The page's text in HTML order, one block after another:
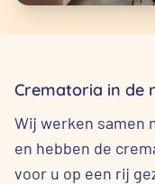
Crematoria in de
Wij werken samen
en hebben de
voor u op een rij